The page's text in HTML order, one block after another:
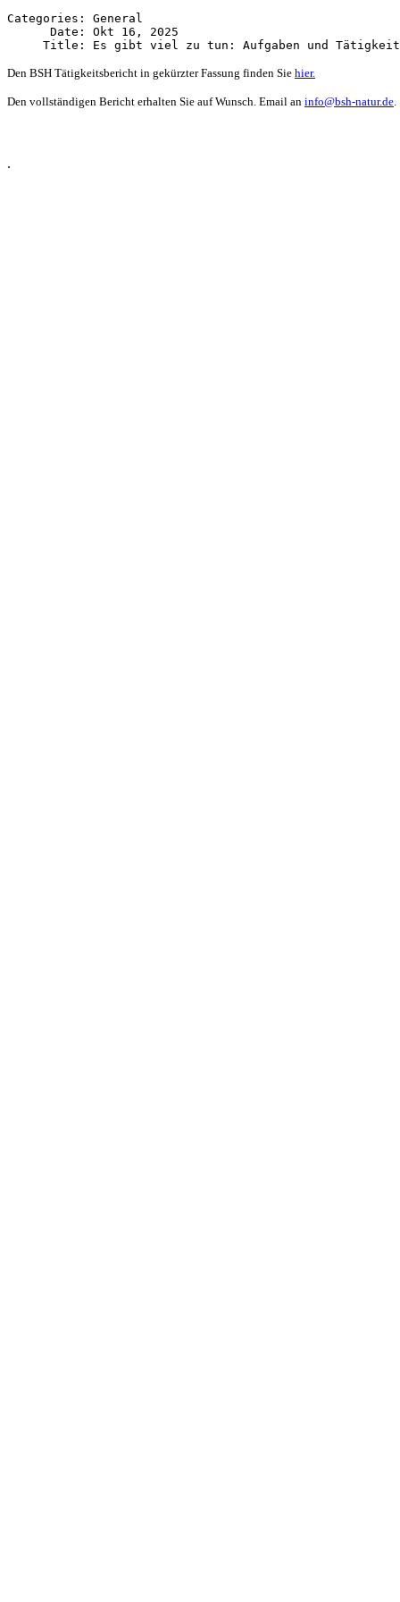
Categories: General
      Date: Okt 16, 2025
Den BSH Tätigkeitsbericht in gekürzter Fassung finden Sie hier.
Den vollständigen Bericht erhalten Sie auf Wunsch. Email an info@bsh-natur.de.
.